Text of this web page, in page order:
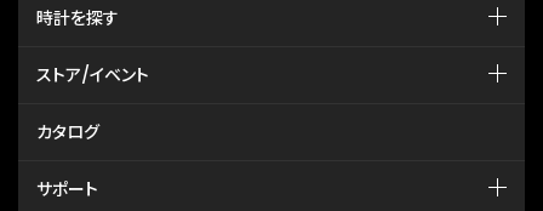
時計を探す
ストア/イベント
カタログ
サポート